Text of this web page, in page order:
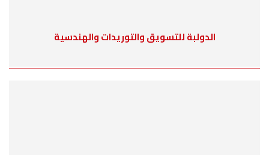
الدولبة للتسويق والتوريدات والهندسية